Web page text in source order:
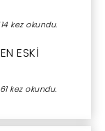
kez okundu.
ESKİ
kez okundu.